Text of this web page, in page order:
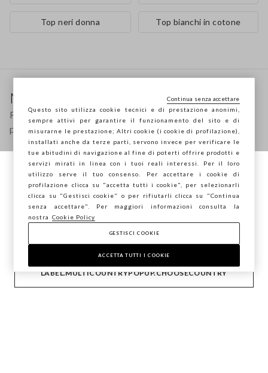
Top neri donna Top bianchi in cotone
Newsletter
Ricevi informazioni su nuovi drop, collezioni e
promozioni. Per te -10% di sconto.
Seguici su
Stai navigando su STEFANEL Italia, vuoi
salvare la tua posizione?
CONFERMA
LABEL.MULTICOUNTRYPOPUP.CHOOSECOUNTRY
Questo sito utilizza cookie tecnici e di prestazione anonimi,
sempre attivi per garantire il funzionamento del sito e di
misurarne le prestazione; Altri cookie (i cookie di profilazione),
installati anche da terze parti, servono invece per verificare le
tue abitudini di navigazione al fine di poterti offrire prodotti e
servizi mirati in linea con i tuoi reali interessi. Per il loro
utilizzo serve il tuo consenso. Per accettare i cookie di
profilazione clicca su "accetta tutti i cookie", per selezionarli
clicca su "Gestisci cookie" o per rifiutarli clicca su "Continua
senza accettare". Per maggiori informazioni consulta la
nostra
Cookie Policy
GESTISCI COOKIE
ACCETTA TUTTI I COOKIE
Continua senza accettare